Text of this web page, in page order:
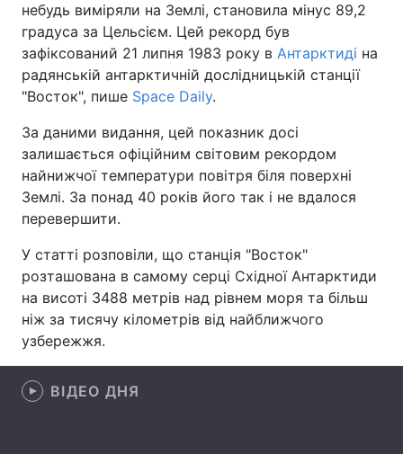
Економіка
Спорт Наука
Техно і зв'язок Лайт
Зброя Інциденти
Здоров'я Туризм
Цікавинки
Екологія Регіони
Лонгріди
Відео з Youtube
Інтерв'ю
небудь виміряли на Землі, становила мінус 89,2
градуса за Цельсієм. Цей рекорд був
зафіксований 21 липня 1983 року в Антарктиді на
радянській антарктичній дослідницькій станції
"Восток", пише Space Daily.
За даними видання, цей показник досі
залишається офіційним світовим рекордом
найнижчої температури повітря біля поверхні
Землі. За понад 40 років його так і не вдалося
перевершити.
У статті розповіли, що станція "Восток"
розташована в самому серці Східної Антарктиди
на висоті 3488 метрів над рівнем моря та більш
ніж за тисячу кілометрів від найближчого
узбережжя.
ВІДЕО ДНЯ